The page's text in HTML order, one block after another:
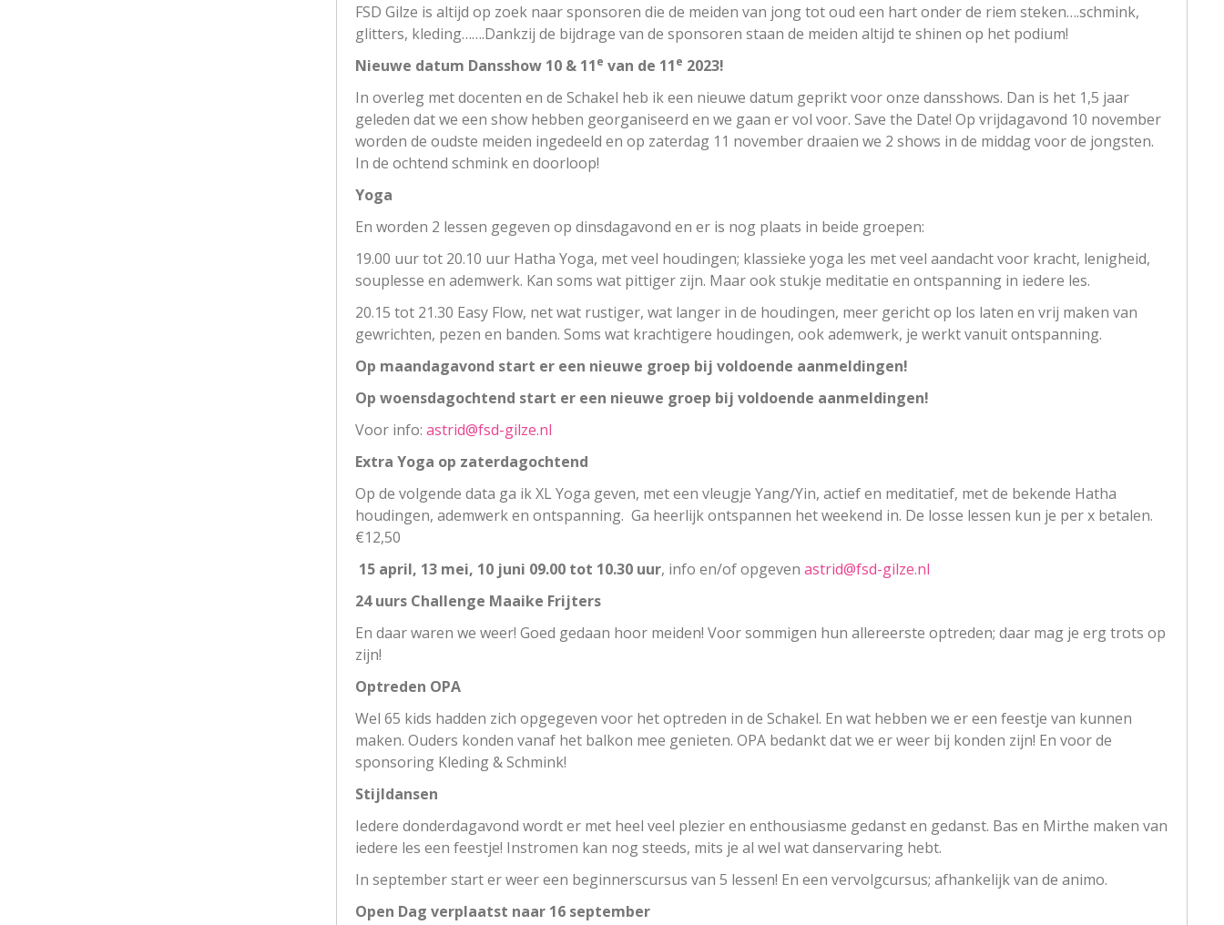
FSD Gilze is altijd op zoek naar sponsoren die de meiden van jong tot oud een hart onder de riem steken….schmink,
glitters, kleding…….Dankzij de bijdrage van de sponsoren staan de meiden altijd te shinen op het podium!
Nieuwe datum Dansshow 10 & 11e van de 11e 2023!
In overleg met docenten en de Schakel heb ik een nieuwe datum geprikt voor onze dansshows. Dan is het 1,5 jaar
geleden dat we een show hebben georganiseerd en we gaan er vol voor. Save the Date! Op vrijdagavond 10 november
worden de oudste meiden ingedeeld en op zaterdag 11 november draaien we 2 shows in de middag voor de jongsten.
In de ochtend schmink en doorloop!
Yoga
En worden 2 lessen gegeven op dinsdagavond en er is nog plaats in beide groepen:
19.00 uur tot 20.10 uur Hatha Yoga, met veel houdingen; klassieke yoga les met veel aandacht voor kracht, lenigheid,
souplesse en ademwerk. Kan soms wat pittiger zijn. Maar ook stukje meditatie en ontspanning in iedere les.
20.15 tot 21.30 Easy Flow, net wat rustiger, wat langer in de houdingen, meer gericht op los laten en vrij maken van
gewrichten, pezen en banden. Soms wat krachtigere houdingen, ook ademwerk, je werkt vanuit ontspanning.
Op maandagavond start er een nieuwe groep bij voldoende aanmeldingen!
Op woensdagochtend start er een nieuwe groep bij voldoende aanmeldingen!
Voor info: astrid@fsd-gilze.nl
Extra Yoga op zaterdagochtend
Op de volgende data ga ik XL Yoga geven, met een vleugje Yang/Yin, actief en meditatief, met de bekende Hatha
houdingen, ademwerk en ontspanning. Ga heerlijk ontspannen het weekend in. De losse lessen kun je per x betalen.
€12,50
15 april, 13 mei, 10 juni 09.00 tot 10.30 uur, info en/of opgeven astrid@fsd-gilze.nl
24 uurs Challenge Maaike Frijters
En daar waren we weer! Goed gedaan hoor meiden! Voor sommigen hun allereerste optreden; daar mag je erg trots op
zijn!
Optreden OPA
Wel 65 kids hadden zich opgegeven voor het optreden in de Schakel. En wat hebben we er een feestje van kunnen
maken. Ouders konden vanaf het balkon mee genieten. OPA bedankt dat we er weer bij konden zijn! En voor de
sponsoring Kleding & Schmink!
Stijldansen
Iedere donderdagavond wordt er met heel veel plezier en enthousiasme gedanst en gedanst. Bas en Mirthe maken van
iedere les een feestje! Instromen kan nog steeds, mits je al wel wat danservaring hebt.
In september start er weer een beginnerscursus van 5 lessen! En een vervolgcursus; afhankelijk van de animo.
Open Dag verplaatst naar 16 september